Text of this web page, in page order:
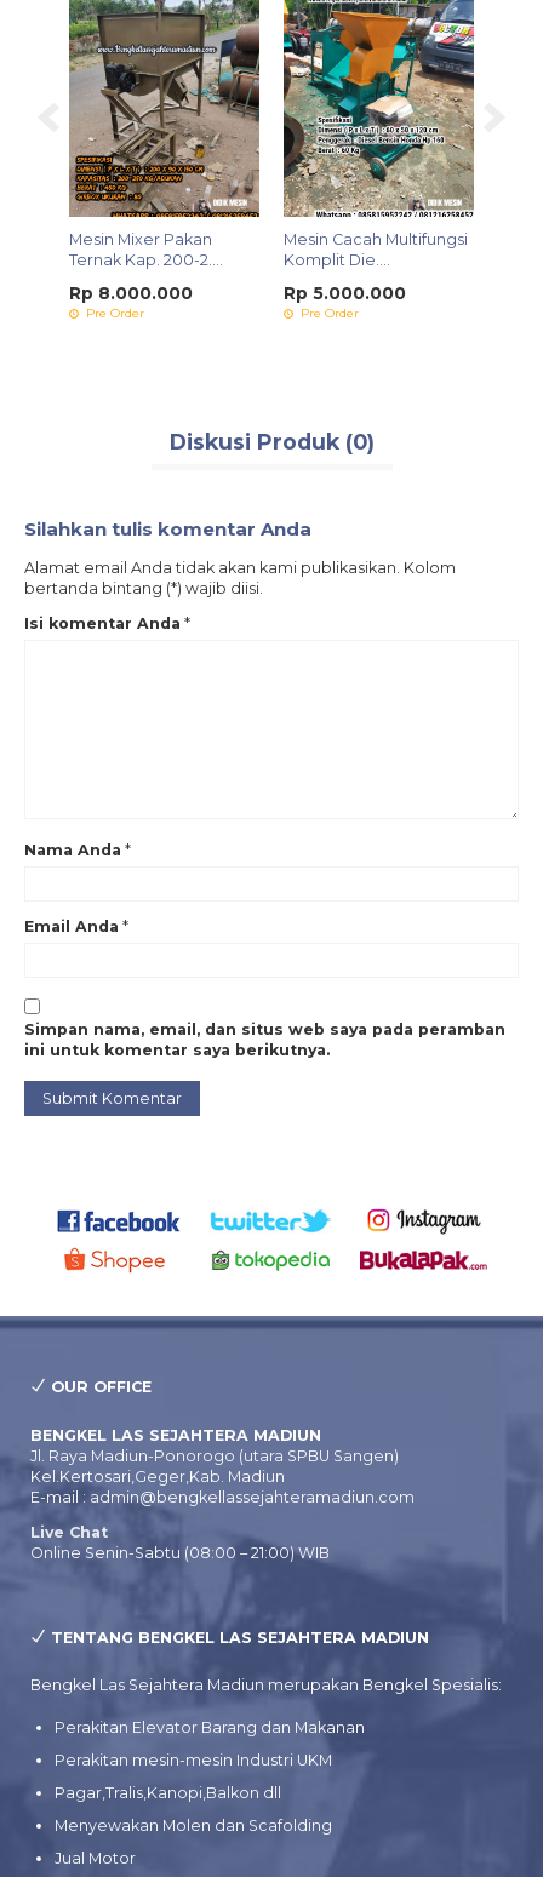
Mesin Mixer Pakan
Ternak Kap. 200-2....
Rp 8.000.000
Pre Order
Mesin Cacah Multifungsi
Komplit Die....
Rp 5.000.000
Pre Order
Diskusi Produk (0)
Silahkan tulis komentar Anda
Alamat email Anda tidak akan kami publikasikan. Kolom
bertanda bintang (*) wajib diisi.
Isi komentar Anda *
Nama Anda *
Email Anda *
Simpan nama, email, dan situs web saya pada peramban
ini untuk komentar saya berikutnya.
OUR OFFICE
BENGKEL LAS SEJAHTERA MADIUN
Jl. Raya Madiun-Ponorogo (utara SPBU Sangen)
Kel.Kertosari,Geger,Kab. Madiun
E-mail : admin@bengkellassejahteramadiun.com
Live Chat
Online Senin-Sabtu (08:00 – 21:00) WIB
TENTANG BENGKEL LAS SEJAHTERA MADIUN
Bengkel Las Sejahtera Madiun merupakan Bengkel Spesialis:
Perakitan Elevator Barang dan Makanan
Perakitan mesin-mesin Industri UKM
Pagar,Tralis,Kanopi,Balkon dll
Menyewakan Molen dan Scafolding
Jual Motor